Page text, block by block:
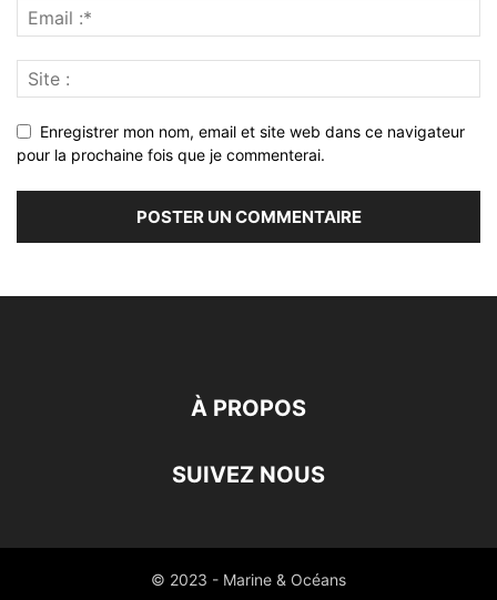
Enregistrer mon nom, email et site web dans ce navigateur
pour la prochaine fois que je commenterai.
À PROPOS
SUIVEZ NOUS
© 2023 - Marine & Océans